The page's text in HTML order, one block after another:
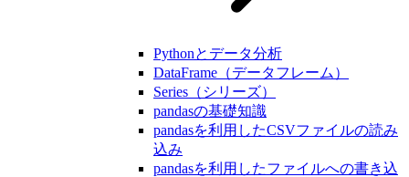
Pythonとデータ分析
DataFrame（データフレーム）
Series（シリーズ）
pandasの基礎知識
pandasを利用したCSVファイルの読み
込み
pandasを利用したファイルへの書き込